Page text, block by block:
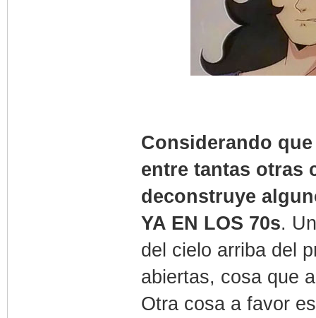
Considerando
entre tantas otras
deconstruye
YA EN LOS 70s.
del cielo arriba del
abiertas, cosa que
Otra cosa a favor